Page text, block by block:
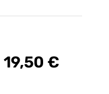
19,50 €